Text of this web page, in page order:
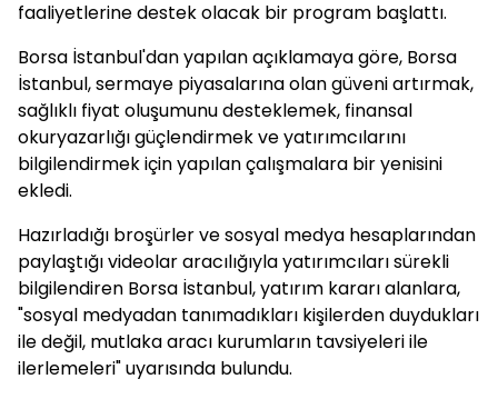
faaliyetlerine destek olacak bir program başlattı.
Borsa İstanbul'dan yapılan açıklamaya göre, Borsa
İstanbul, sermaye piyasalarına olan güveni artırmak,
sağlıklı fiyat oluşumunu desteklemek, finansal
okuryazarlığı güçlendirmek ve yatırımcılarını
bilgilendirmek için yapılan çalışmalara bir yenisini
ekledi.
Hazırladığı broşürler ve sosyal medya hesaplarından
paylaştığı videolar aracılığıyla yatırımcıları sürekli
bilgilendiren Borsa İstanbul, yatırım kararı alanlara,
"sosyal medyadan tanımadıkları kişilerden duydukları
ile değil, mutlaka aracı kurumların tavsiyeleri ile
ilerlemeleri" uyarısında bulundu.